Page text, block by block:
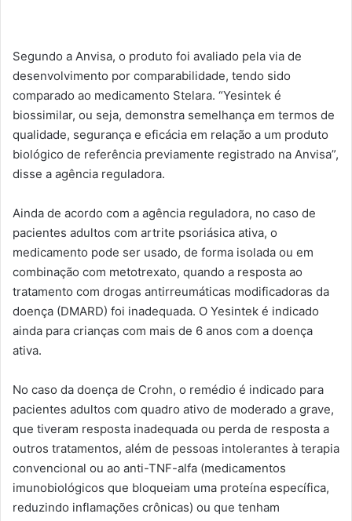
Segundo a Anvisa, o produto foi avaliado pela via de
desenvolvimento por comparabilidade, tendo sido
comparado ao medicamento Stelara. “Yesintek é
biossimilar, ou seja, demonstra semelhança em termos de
qualidade, segurança e eficácia em relação a um produto
biológico de referência previamente registrado na Anvisa”,
disse a agência reguladora.
Ainda de acordo com a agência reguladora, no caso de
pacientes adultos com artrite psoriásica ativa, o
medicamento pode ser usado, de forma isolada ou em
combinação com metotrexato, quando a resposta ao
tratamento com drogas antirreumáticas modificadoras da
doença (DMARD) foi inadequada. O Yesintek é indicado
ainda para crianças com mais de 6 anos com a doença
ativa.
No caso da doença de Crohn, o remédio é indicado para
pacientes adultos com quadro ativo de moderado a grave,
que tiveram resposta inadequada ou perda de resposta a
outros tratamentos, além de pessoas intolerantes à terapia
convencional ou ao anti-TNF-alfa (medicamentos
imunobiológicos que bloqueiam uma proteína específica,
reduzindo inflamações crônicas) ou que tenham